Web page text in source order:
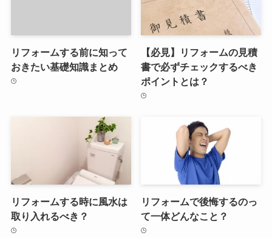
リフォームする前に知って
おきたい基礎知識まとめ
【必見】リフォームの見積
書で必ずチェックするべき
ポイントとは？
リフォームする時に風水は
取り入れるべき？
リフォームで後悔するのっ
て一体どんなこと？